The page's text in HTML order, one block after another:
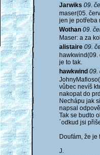
Jarwiks 09.
maser(05.
jen je potřeba
Wothan 09.
Maser: a za
alistaire 09.
hawkwind(09.
je to tak.
hawkwind 09.
vůbec nevíš
nakopat do
Nechápu jak
napsal
Tak se budto
´odkud jsi
Doufám, že je
J.